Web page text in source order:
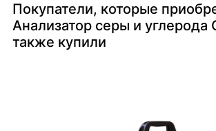
Покупатели, которые
Анализатор серы и углерода
также купили